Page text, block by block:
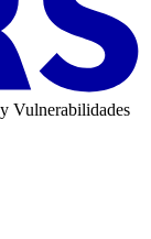
Vulnerabilidades